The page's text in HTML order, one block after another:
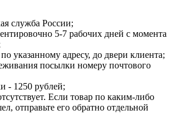
служба России;
5-7 рабочих дней с момента
указанному адресу, до двери клиента;
посылки номеру почтового
- 1250 рублей;
Если товар по каким-либо
отправьте его обратно отдельной